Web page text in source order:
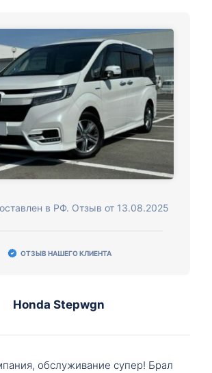
в РФ. Отзыв от 13.08.2025
ОТЗЫВ НАШЕГО КЛИЕНТА
Honda Stepwgn
обслуживание супер! Брал